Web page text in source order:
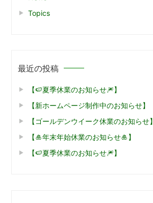
Topics
最近の投稿
【🍉夏季休業のお知らせ🎆】
【新ホームページ制作中のお知らせ】
【ゴールデンウイーク休業のお知らせ】
【🎍年末年始休業のお知らせ🎍】
【🍉夏季休業のお知らせ🎆】